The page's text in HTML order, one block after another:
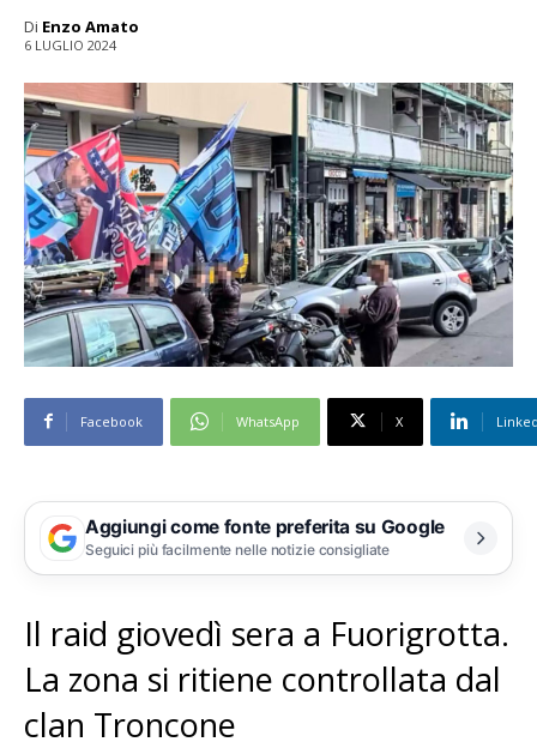
Di Enzo Amato
6 LUGLIO 2024
Facebook WhatsApp X
Aggiungi come fonte preferita su Google
Seguici più facilmente nelle notizie consigliate
Il raid giovedì sera a Fuorigrotta.
La zona si ritiene controllata dal
clan Troncone